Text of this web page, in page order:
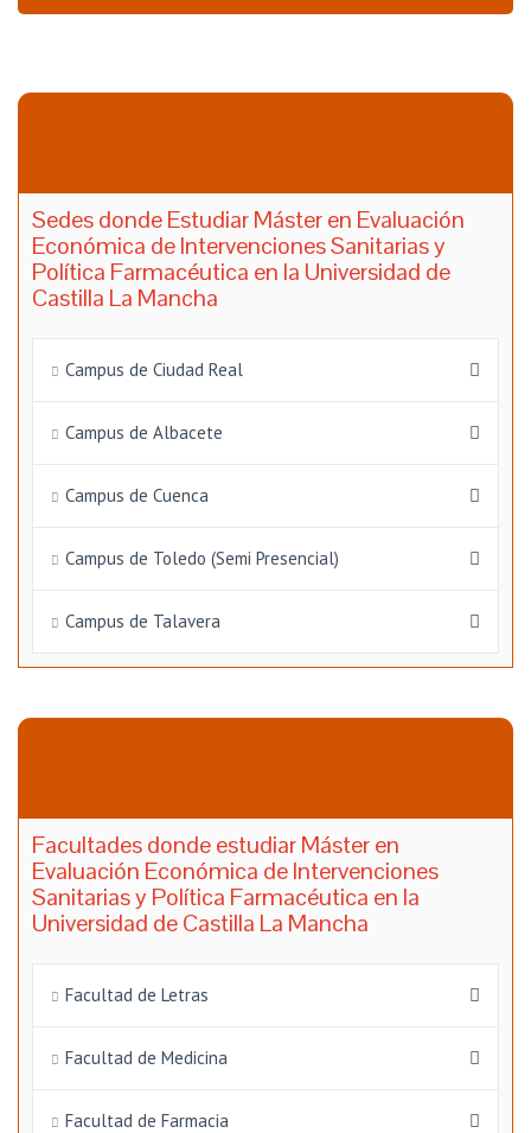
Sedes donde Estudiar Máster en Evaluación
Económica de Intervenciones Sanitarias y
Política Farmacéutica en la Universidad de
Castilla La Mancha
Campus de Ciudad Real
Campus de Albacete
Campus de Cuenca
Campus de Toledo (Semi Presencial)
Campus de Talavera
Facultades donde estudiar Máster en
Evaluación Económica de Intervenciones
Sanitarias y Política Farmacéutica en la
Universidad de Castilla La Mancha
Facultad de Letras
Facultad de Medicina
Facultad de Farmacia